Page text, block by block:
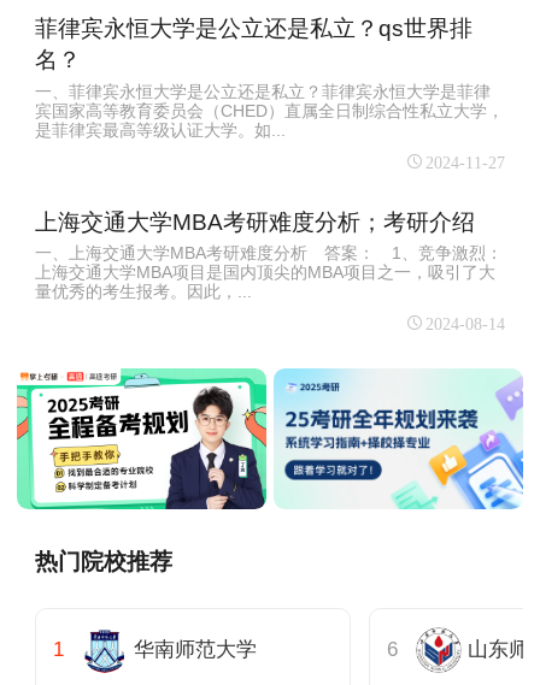
菲律宾永恒大学是公立还是私立？qs世界排
名？
一、菲律宾永恒大学是公立还是私立？菲律宾永恒大学是菲律
宾国家高等教育委员会（CHED）直属全日制综合性私立大学，
是菲律宾最高等级认证大学。如...
2024-11-27
上海交通大学MBA考研难度分析；考研介绍
一、上海交通大学MBA考研难度分析 答案： 1、竞争激烈：
上海交通大学MBA项目是国内顶尖的MBA项目之一，吸引了大
量优秀的考生报考。因此，...
2024-08-14
热门院校推荐
华南师范大学 山东师